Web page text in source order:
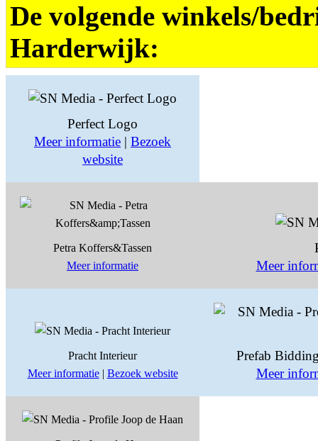
De volgende winkels/
Harderwijk:
Perfect Logo
Meer informatie | Bezoek
website
Petra Koffers&Tassen
Meer informatie
Meer
Pracht Interieur
Meer informatie| Bezoek website
Prefab
Meer